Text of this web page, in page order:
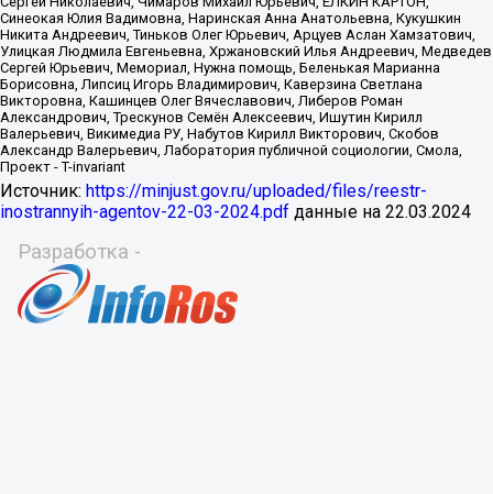
Источник: https://minjust.gov.ru/uploaded/files/reestr-
inostrannyih-agentov-22-03-2024.pdf данные на 22.03.2024
Разработка -